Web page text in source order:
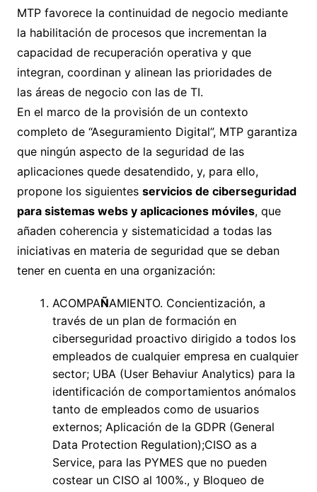
MTP favorece la continuidad de negocio mediante
la habilitación de procesos que incrementan la
capacidad de recuperación operativa y que
integran, coordinan y alinean las prioridades de
las áreas de negocio con las de TI.
En el marco de la provisión de un contexto
completo de “Aseguramiento Digital”, MTP garantiza
que ningún aspecto de la seguridad de las
aplicaciones quede desatendido, y, para ello,
propone los siguientes servicios de ciberseguridad
para sistemas webs y aplicaciones móviles, que
añaden coherencia y sistematicidad a todas las
iniciativas en materia de seguridad que se deban
tener en cuenta en una organización:
ACOMPAÑAMIENTO. Concientización, a
través de un plan de formación en
ciberseguridad proactivo dirigido a todos los
empleados de cualquier empresa en cualquier
sector; UBA (User Behaviur Analytics) para la
identificación de comportamientos anómalos
tanto de empleados como de usuarios
externos; Aplicación de la GDPR (General
Data Protection Regulation);CISO as a
Service, para las PYMES que no pueden
costear un CISO al 100%., y Bloqueo de